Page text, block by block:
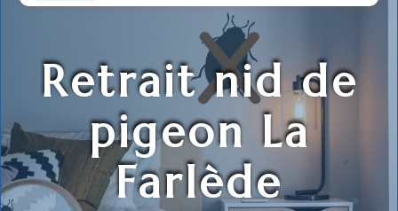
Retrait nid de
pigeon La
Farlède